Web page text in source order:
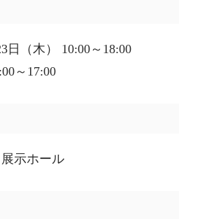
日（木） 10:00～18:00
～17:00
示ホール